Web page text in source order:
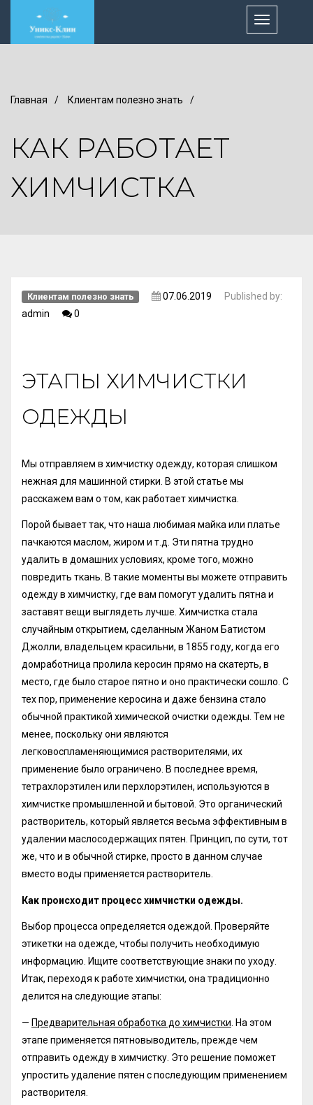
Toggle
Главная / Клиентам полезно знать /
КАК РАБОТАЕТ
ХИМЧИСТКА
Клиентам полезно знать 07.06.2019
Published by:
admin
0
ЭТАПЫ ХИМЧИСТКИ
ОДЕЖДЫ
Мы отправляем в химчистку одежду, которая слишком
нежная для машинной стирки. В этой статье мы
расскажем вам о том, как работаетхимчистка
Порой бывает так, что наша любимая майка или платье
пачкаются маслом, жиром и т.д. Эти пятна трудно
удалить в домашних условиях, кроме того, можно
повредить ткань. В такие моменты вы можете отправить
одежду в химчистку, где вам помогут удалить пятна и
заставят вещи выглядеть лучше. Химчистка стала
случайным открытием, сделанным Жаном Батистом
Джолли, владельцем красильни, в 1855 году, когда его
домработница пролила керосин прямо на скатерть, в
место, где было старое пятно и оно практически сошло. С
тех пор, применение керосина и даже бензина стало
обычной практикой химической очистки одежды. Тем не
менее, поскольку они являются
легковоспламеняющимися растворителями, их
применение было ограничено. В последнее время,
тетрахлорэтилен или перхлорэтилен, используются в
химчистке промышленной и бытовой. Это органический
растворитель, который является весьма эффективным в
удалении маслосодержащих пятен. Принцип, по сути, тот
же, что и в обычной стирке, просто в данном случае
вместо воды применяется растворитель.
Как происходит процесс химчистки одежды.
Выбор процесса определяется одеждой. Проверяйте
этикетки на одежде, чтобы получить необходимую
информацию. Ищите соответствующие знаки по уходу.
Итак, переходя к работе химчистки, она традиционно
делится на следующие этапы:
— Предварительная обработка до химчистки . На этом
этапе применяется пятновыводитель, прежде чем
отправить одежду в химчистку. Это решение поможет
упростить удаление пятен с последующим применением
растворителя.